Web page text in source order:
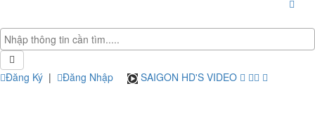
Đăng Ký | Đăng Nhập SAIGON HD'S VIDEO